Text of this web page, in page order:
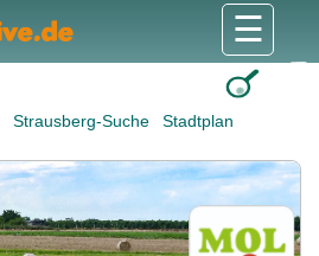
Strausberg-Suche Stadtplan
☰